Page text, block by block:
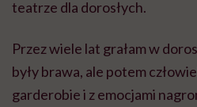
teatrze dla dorosłych.
Przez wiele lat grałam w
były brawa, ale potem
garderobie i z emocjami